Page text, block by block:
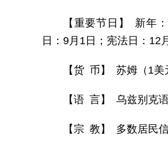
【重要节日】 新年
日：9月1日；宪法日：12
【货 币】 苏姆（1美
【语 言】 乌兹别克
【宗 教】 多数居民